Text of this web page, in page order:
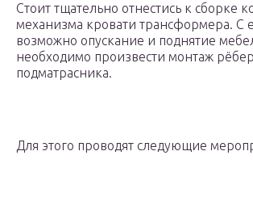
Стоит тщательно отнестись к сборке
механизма кровати трансформера. С
возможно опускание и поднятие
необходимо произвести монтаж
подматрасника.
Для этого проводят следующие